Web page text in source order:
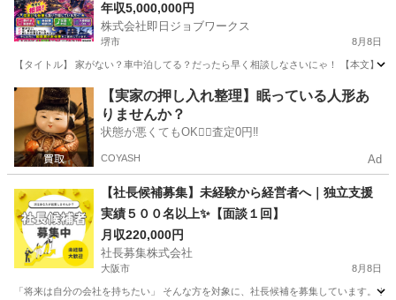
年収5,000,000円
株式会社即日ジョブワークス
堺市 8月8日
【タイトル】 家がない？車中泊してる？だったら早く相談しなさいにゃ！ 【本文】
大阪 堺市 その他 未経験
【実家の押し入れ整理】眠っている人形あ
りませんか？
状態が悪くてもOK🙆‍♀️査定0円‼️
COYASH Ad
【社長候補募集】未経験から経営者へ｜独立支援
実績５００名以上✨【面談１回】
月収220,000円
社長募集株式会社
大阪市 8月8日
「将来は自分の会社を持ちたい」 そんな方を対象に、社長候補を募集しています。